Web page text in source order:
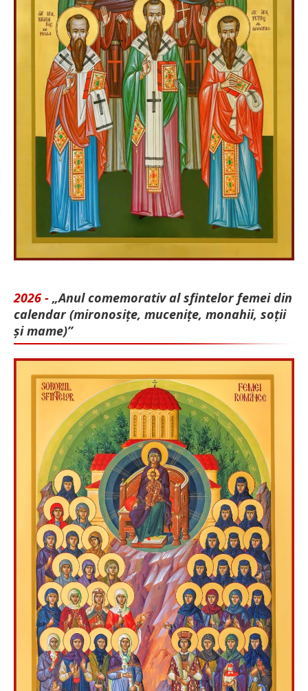
2026 - „Anul comemorativ al sfintelor femei din
calendar (mironosițe, mu­cenițe, monahii, soții
și mame)”